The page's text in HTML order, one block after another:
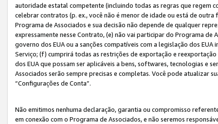
autoridade estatal competente (incluindo todas as regras que regem
celebrar contratos (p. ex., você não é menor de idade ou está de
Programa de Associados e sua decisão não depende de qualquer
expressamente nesse Contrato, (e) não vai participar do Programa
governo dos EUA ou a sanções compatíveis com a legislação dos
Serviço; (f) cumprirá todas as restrições de exportação e
dos EUA que possam ser aplicáveis a bens, softwares, tecnologias e
Associados serão sempre precisas e completas. Você pode atualizar
“Configurações de Conta”.
Não emitimos nenhuma declaração, garantia ou compromisso
em conexão com o Programa de Associados, e não seremos